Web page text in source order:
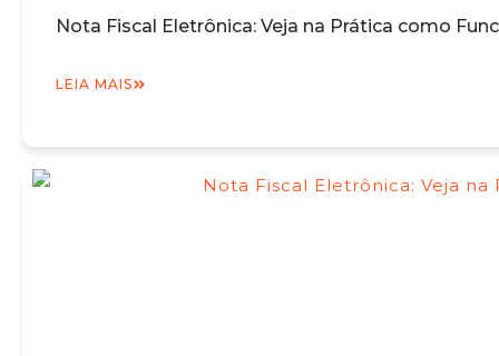
Nota Fiscal Eletrônica: Veja na Prática como
LEIA MAIS